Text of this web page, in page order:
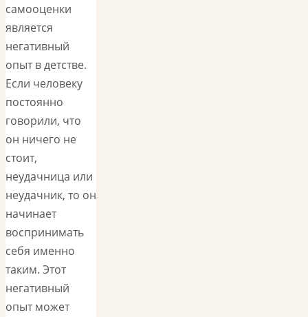
самооценки
является
негативный
опыт в детстве.
Если человеку
постоянно
говорили, что
он ничего не
стоит,
неудачница или
неудачник, то он
начинает
воспринимать
себя именно
таким. Этот
негативный
опыт может